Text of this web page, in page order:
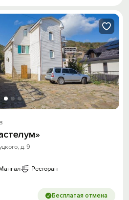
д. 9
Ресторан
Бесплатая отмена